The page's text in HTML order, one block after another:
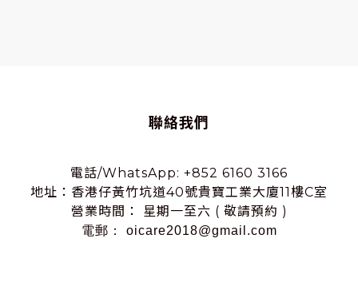
聯絡我們
電話/WhatsApp: +852 6160 3166
地址：香港仔黃竹坑道40號貴寶工業大廈11樓C室
營業時間： 星期一至六 ( 敬請預約 )
電郵： oicare2018@gmail.com